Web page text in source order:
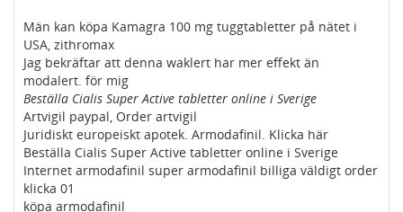
Män kan köpa Kamagra 100 mg tuggtabletter på nätet i
USA, zithromax
Jag bekräftar att denna waklert har mer effekt än
modalert. för mig
Beställa Cialis Super Active tabletter online i Sverige
Artvigil paypal, Order artvigil
Juridiskt europeiskt apotek. Armodafinil. Klicka här
Beställa Cialis Super Active tabletter online i Sverige
Internet armodafinil super armodafinil billiga väldigt order
klicka 01
köpa armodafinil